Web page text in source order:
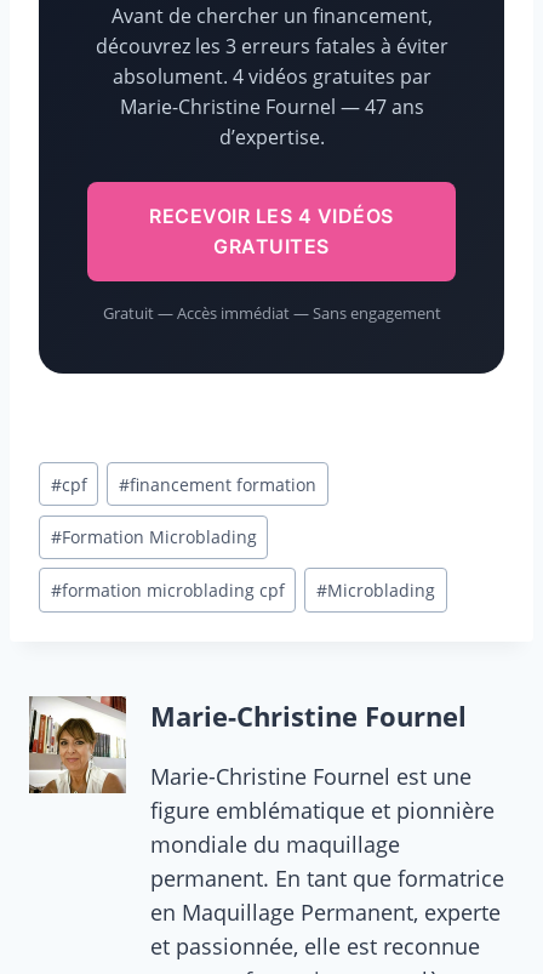
Avant de chercher un financement,
découvrez les 3 erreurs fatales à éviter
absolument. 4 vidéos gratuites par
Marie-Christine Fournel — 47 ans
d’expertise.
RECEVOIR LES 4 VIDÉOS
GRATUITES
Gratuit — Accès immédiat — Sans engagement
Étiquettes
de
la
publication :
#cpf #financement formation
#Formation Microblading
#formation microblading cpf #Microblading
Marie-Christine Fournel
Marie-Christine Fournel est une
figure emblématique et pionnière
mondiale du maquillage
permanent. En tant que formatrice
en Maquillage Permanent, experte
et passionnée, elle est reconnue